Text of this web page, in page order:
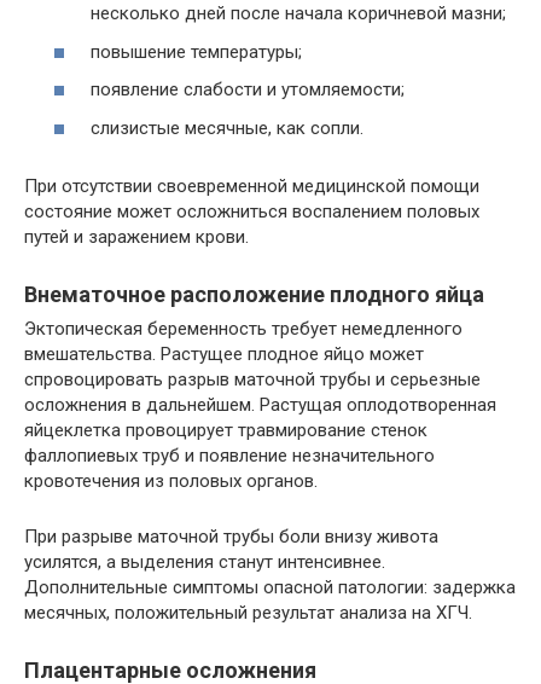
несколько дней после начала коричневой мазни;
повышение температуры;
появление слабости и утомляемости;
слизистые месячные, как сопли.
При отсутствии своевременной медицинской помощи
состояние может осложниться воспалением половых
путей и заражением крови.
Внематочное расположение плодного яйца
Эктопическая беременность требует немедленного
вмешательства. Растущее плодное яйцо может
спровоцировать разрыв маточной трубы и серьезные
осложнения в дальнейшем. Растущая оплодотворенная
яйцеклетка провоцирует травмирование стенок
фаллопиевых труб и появление незначительного
кровотечения из половых органов.
При разрыве маточной трубы боли внизу живота
усилятся, а выделения станут интенсивнее.
Дополнительные симптомы опасной патологии: задержка
месячных, положительный результат анализа на ХГЧ.
Плацентарные осложнения